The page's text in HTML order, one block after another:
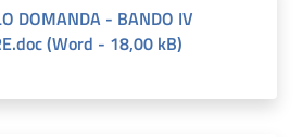
DOMANDA - BANDO IV
(Word - 18,00 kB)